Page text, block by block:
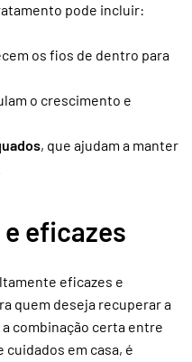
pode incluir:
os fios de dentro para
o crescimento e
, que ajudam a manter
eficazes
eficazes e
quem deseja recuperar a
combinação certa entre
em casa, é